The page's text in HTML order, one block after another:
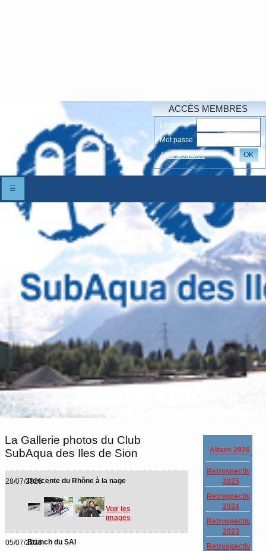
ACCÈS MEMBRES
Login
Mot passe
Accés oubliés
OK
☰
La Gallerie photos du Club
SubAqua des Iles de Sion
28/07/2026Descente du Rhône à la nage
Voir les
images
05/07/2026Brunch du SAI
Album 2026
Retrospective
2025
Retrospective
2024
Retrospective
2023
Retrospective